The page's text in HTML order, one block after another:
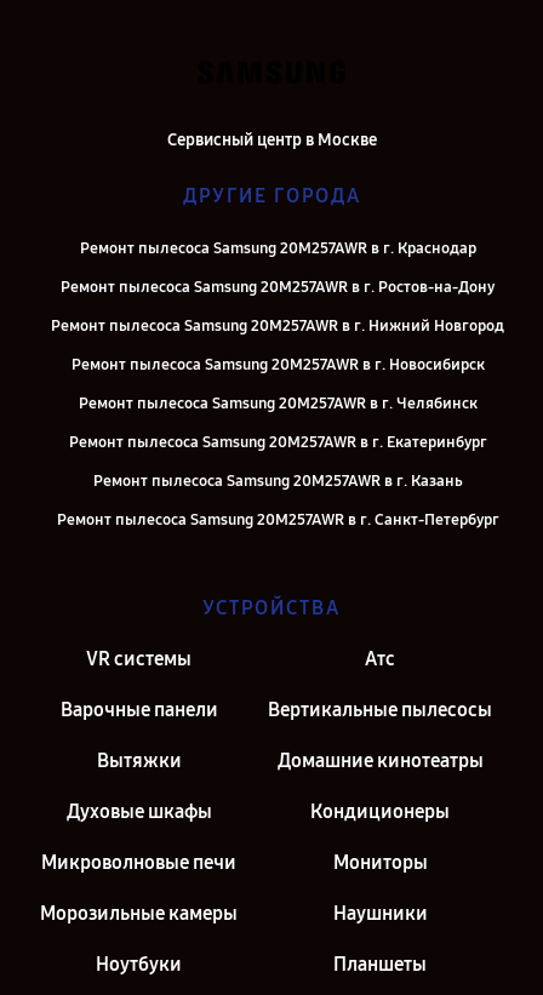
Сервисный центр в Москве
ДРУГИЕ ГОРОДА
Ремонт пылесоса Samsung 20M257AWR в г. Краснодар
Ремонт пылесоса Samsung 20M257AWR в г. Ростов-на-Дону
Ремонт пылесоса Samsung 20M257AWR в г. Нижний Новгород
Ремонт пылесоса Samsung 20M257AWR в г. Новосибирск
Ремонт пылесоса Samsung 20M257AWR в г. Челябинск
Ремонт пылесоса Samsung 20M257AWR в г. Екатеринбург
Ремонт пылесоса Samsung 20M257AWR в г. Казань
Ремонт пылесоса Samsung 20M257AWR в г. Санкт-Петербург
УСТРОЙСТВА
VR системы Атс
Варочные панели Вертикальные пылесосы
Вытяжки Домашние кинотеатры
Духовые шкафы Кондиционеры
Микроволновые печи Мониторы
Морозильные камеры Наушники
Ноутбуки Планшеты